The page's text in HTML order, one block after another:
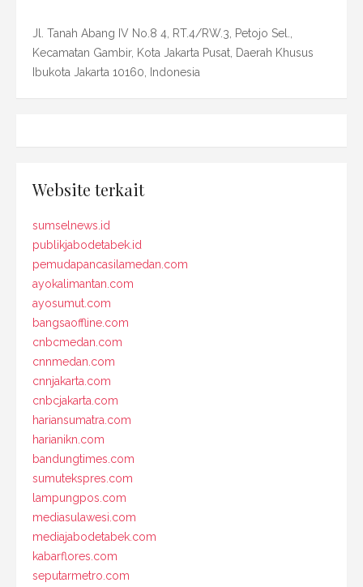
Jl. Tanah Abang IV No.8 4, RT.4/RW.3, Petojo Sel.,
Kecamatan Gambir, Kota Jakarta Pusat, Daerah Khusus
Ibukota Jakarta 10160, Indonesia
Website terkait
sumselnews.id
publikjabodetabek.id
pemudapancasilamedan.com
ayokalimantan.com
ayosumut.com
bangsaoffline.com
cnbcmedan.com
cnnmedan.com
cnnjakarta.com
cnbcjakarta.com
hariansumatra.com
harianikn.com
bandungtimes.com
sumutekspres.com
lampungpos.com
mediasulawesi.com
mediajabodetabek.com
kabarflores.com
seputarmetro.com